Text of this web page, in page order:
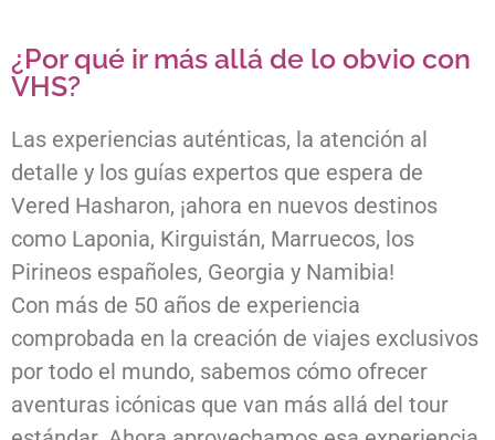
¿Por qué ir más allá de lo obvio con
VHS?
Las experiencias auténticas, la atención al
detalle y los guías expertos que espera de
Vered Hasharon, ¡ahora en nuevos destinos
como Laponia, Kirguistán, Marruecos, los
Pirineos españoles, Georgia y Namibia!
Con más de 50 años de experiencia
comprobada en la creación de viajes exclusivos
por todo el mundo, sabemos cómo ofrecer
aventuras icónicas que van más allá del tour